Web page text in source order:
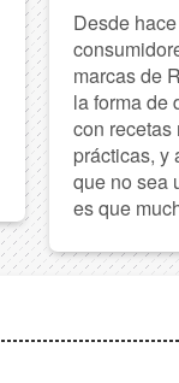
Desde
marcas de
la forma de
con recetas
prácticas, y
que no sea
es que